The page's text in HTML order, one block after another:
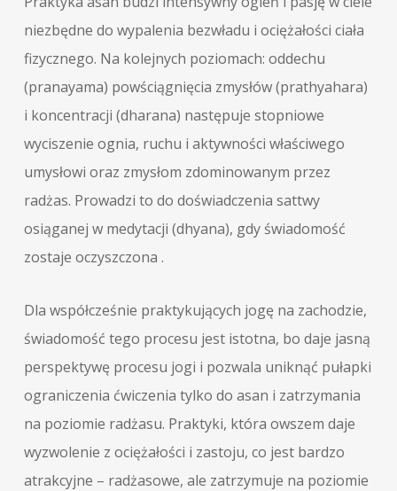
niezbędne do wypalenia bezwładu i ociężałości ciała
fizycznego. Na kolejnych poziomach: oddechu
(pranayama) powściągnięcia zmysłów (prathyahara)
i koncentracji (dharana) następuje stopniowe
wyciszenie ognia, ruchu i aktywności właściwego
umysłowi oraz zmysłom zdominowanym przez
radżas. Prowadzi to do doświadczenia sattwy
osiąganej w medytacji (dhyana), gdy świadomość
zostaje oczyszczona .
Dla współcześnie praktykujących jogę na zachodzie,
świadomość tego procesu jest istotna, bo daje jasną
perspektywę procesu jogi i pozwala uniknąć pułapki
ograniczenia ćwiczenia tylko do asan i zatrzymania
na poziomie radżasu. Praktyki, która owszem daje
wyzwolenie z ociężałości i zastoju, co jest bardzo
atrakcyjne – radżasowe, ale zatrzymuje na poziomie